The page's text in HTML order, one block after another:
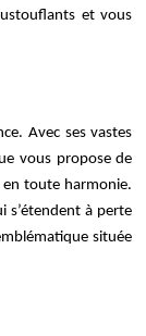
et vous
Avec ses vastes
vous propose de
toute harmonie.
s’étendent à perte
située